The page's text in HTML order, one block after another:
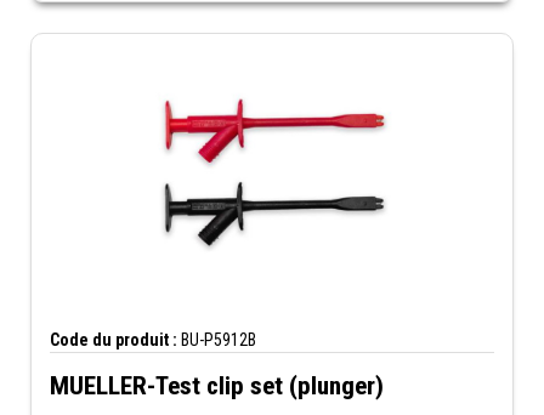
Code du produit : BU-P5912B
MUELLER-Test clip set (plunger)